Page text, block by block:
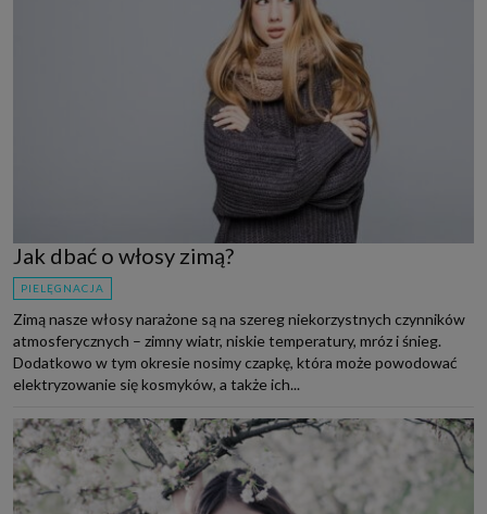
Jak dbać o włosy zimą?
PIELĘGNACJA
Zimą nasze włosy narażone są na szereg niekorzystnych czynników
atmosferycznych – zimny wiatr, niskie temperatury, mróz i śnieg.
Dodatkowo w tym okresie nosimy czapkę, która może powodować
elektryzowanie się kosmyków, a także ich...